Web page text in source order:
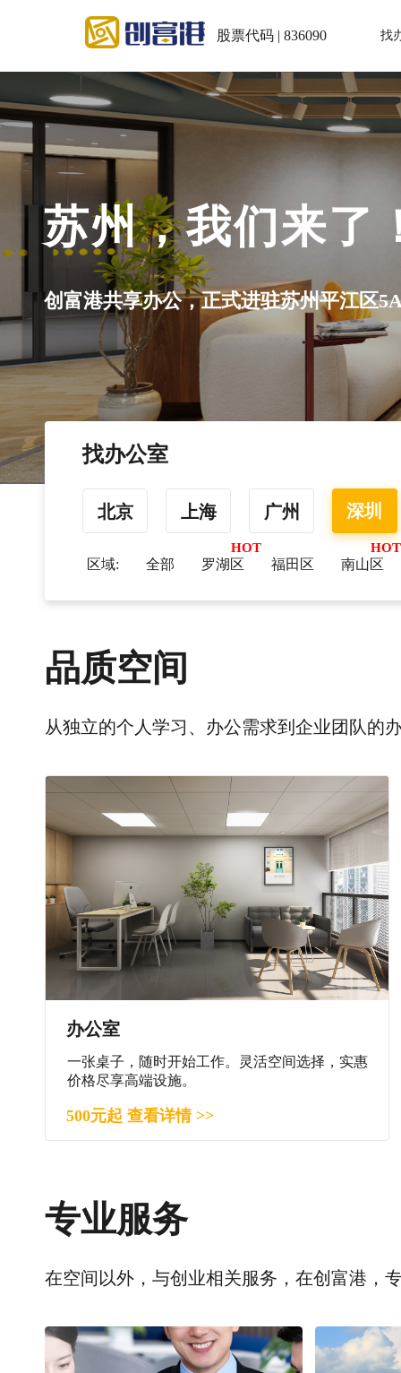
股票代码 | 836090 找
我们来了！
公，正式进驻苏州平江区5A级写字楼
找办公室
北京 上海 广州 深圳
区域: 全部 罗湖区 福田区 南山区
品质空间
从独立的个人学习、办公需求到企业团队的
办公室
一张桌子，随时开始工作。灵活空间选择，实惠
价格尽享高端设施。
500元起 查看详情 >>
专业服务
在空间以外，与创业相关服务，在创富港，